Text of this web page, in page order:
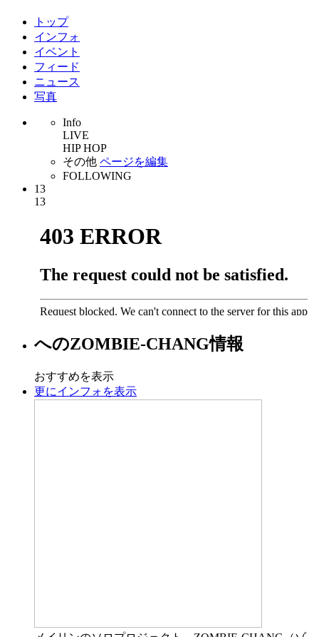
トップ
インフォ
イベント
フィード
ニュース
写真
Info
LIVE
HIP HOP
その他 ページを編集
FOLLOWING
13
13
へのZOMBIE-CHANG情報
おすすめを表示
更にインフォを表示